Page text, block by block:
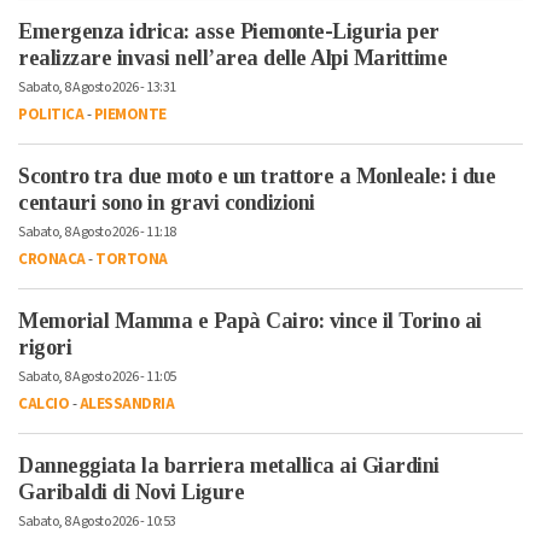
Emergenza idrica: asse Piemonte-Liguria per
realizzare invasi nell’area delle Alpi Marittime
Sabato, 8 Agosto 2026 - 13:31
POLITICA-PIEMONTE
Scontro tra due moto e un trattore a Monleale: i due
centauri sono in gravi condizioni
Sabato, 8 Agosto 2026 - 11:18
CRONACA-TORTONA
Memorial Mamma e Papà Cairo: vince il Torino ai
rigori
Sabato, 8 Agosto 2026 - 11:05
CALCIO-ALESSANDRIA
Danneggiata la barriera metallica ai Giardini
Garibaldi di Novi Ligure
Sabato, 8 Agosto 2026 - 10:53